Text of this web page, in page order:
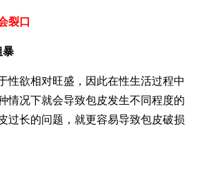
裂口
欲相对旺盛，因此在性生活过程中
情况下就会导致包皮发生不同程度的
过长的问题，就更容易导致包皮破损